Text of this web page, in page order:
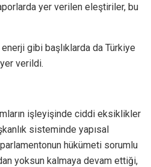
yer verilen eleştiriler, bu
gibi başlıklarda da Türkiye
verildi.
işleyişinde ciddi eksiklikler
sisteminde yapısal
hükümeti sorumlu
yoksun kalmaya devam ettiği,